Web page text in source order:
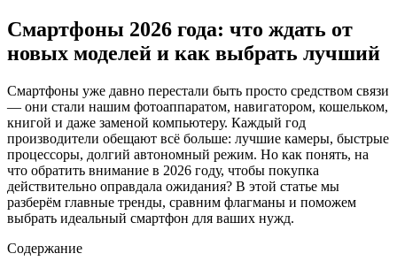
Смартфоны 2026 года: что ждать от
новых моделей и как выбрать лучший
Смартфоны уже давно перестали быть просто средством связи
— они стали нашим фотоаппаратом, навигатором, кошельком,
книгой и даже заменой компьютеру. Каждый год
производители обещают всё больше: лучшие камеры, быстрые
процессоры, долгий автономный режим. Но как понять, на
что обратить внимание в 2026 году, чтобы покупка
действительно оправдала ожидания? В этой статье мы
разберём главные тренды, сравним флагманы и поможем
выбрать идеальный смартфон для ваших нужд.
Содержание